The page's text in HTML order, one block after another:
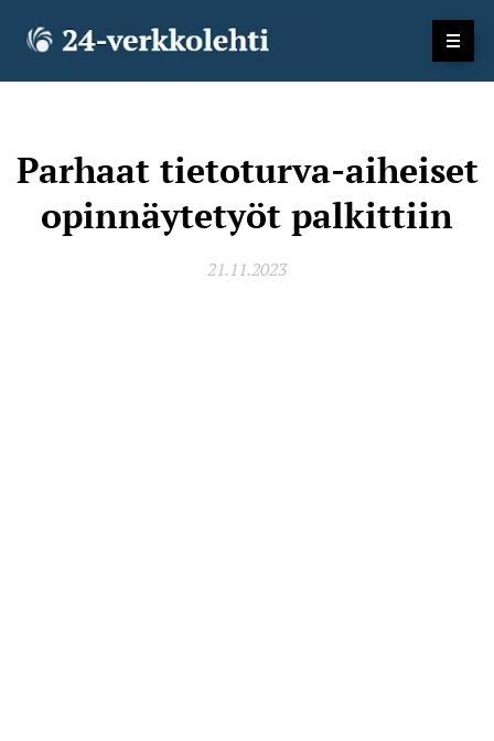
Parhaat tietoturva-aiheiset
opinnäytetyöt palkittiin
21.11.2023